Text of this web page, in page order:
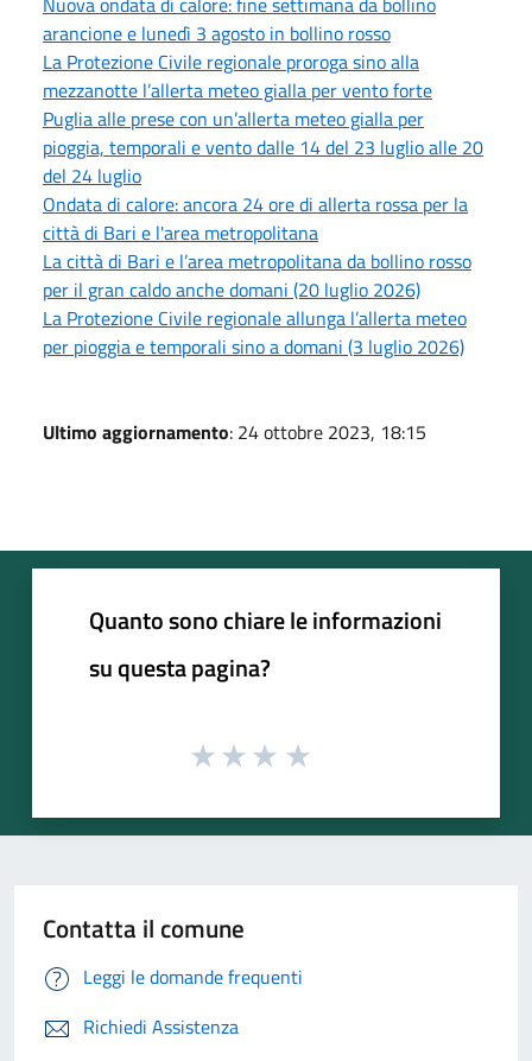
arancione e lunedì 3 agosto in bollino rosso
La Protezione Civile regionale proroga sino alla
mezzanotte l’allerta meteo gialla per vento forte
Puglia alle prese con un’allerta meteo gialla per
pioggia, temporali e vento dalle 14 del 23 luglio alle 20
del 24 luglio
Ondata di calore: ancora 24 ore di allerta rossa per la
città di Bari e l'area metropolitana
La città di Bari e l’area metropolitana da bollino rosso
per il gran caldo anche domani (20 luglio 2026)
La Protezione Civile regionale allunga l’allerta meteo
per pioggia e temporali sino a domani (3 luglio 2026)
Ultimo aggiornamento: 24 ottobre 2023, 18:15
Quanto sono chiare le informazioni
su questa pagina?
Contatta il comune
Leggi le domande frequenti
Richiedi Assistenza